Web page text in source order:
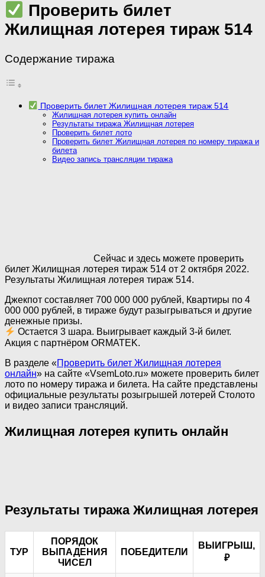
Проверить билет
Жилищная лотерея тираж 514
Содержание тиража
Проверить билет Жилищная лотерея тираж 514
Жилищная лотерея купить онлайн
Результаты тиража Жилищная лотерея
Проверить билет лото
Проверить билет Жилищная лотерея по номеру тиража и
билета
Видео запись трансляции тиража
Сейчас и здесь можете проверить
билет Жилищная лотерея тираж 514 от 2 октября 2022.
Результаты Жилищная лотерея тираж 514.
Джекпот составляет 700 000 000 рублей, Квартиры по 4
000 000 рублей, в тираже будут разыгрываться и другие
денежные призы.
Остается 3 шара. Выигрывает каждый 3-й билет.
Акция с партнёром ORMATEK.
В разделе «Проверить билет Жилищная лотерея
онлайн» на сайте «VsemLoto.ru» можете проверить билет
лото по номеру тиража и билета. На сайте представлены
официальные результаты розыгрышей лотерей Столото
и видео записи трансляций.
Жилищная лотерея купить онлайн
Результаты тиража Жилищная лотерея
ТУР
ПОРЯДОК
ВЫПАДЕНИЯ
ЧИСЕЛ
ПОБЕДИТЕЛИ
ВЫИГРЫШ,
₽